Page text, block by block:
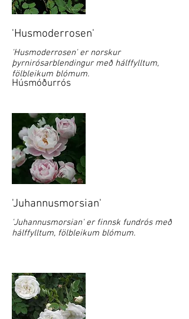
'Husmoderrosen'
Húsmóðurrós
'Husmoderrosen' er norskur
þyrnirósarblendingur með hálffylltum,
fölbleikum blómum.
'Juhannusmorsian'
'Juhannusmorsian' er finnsk fundrós með
hálffylltum, fölbleikum blómum.